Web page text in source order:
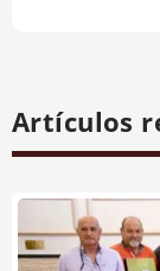
Artículos